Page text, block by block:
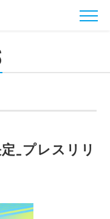
_プレスリリ